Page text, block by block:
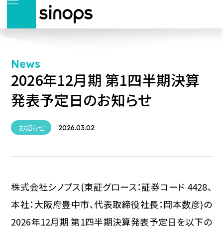
News
2026年12月期 第1四半期決算
発表予定日のお知らせ
お知らせ 2026.03.02
株式会社シノプス(東証グロース：証券コード 4428、
本社：大阪府豊中市、代表取締役社長：岡本数彦)の
2026年12月期 第1四半期決算発表予定日を以下の